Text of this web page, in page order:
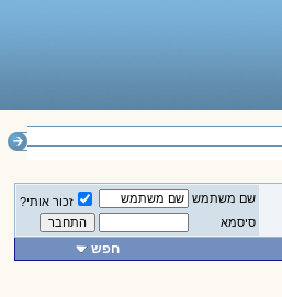
שם משתמש
זכור אותי?
סיסמא
חפש